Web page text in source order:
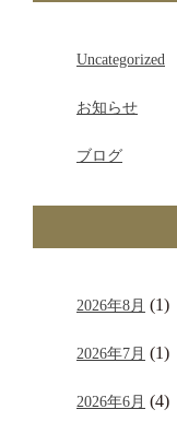
Uncategorized
お知らせ
ブログ
2026年8月 (1)
2026年7月 (1)
2026年6月 (4)